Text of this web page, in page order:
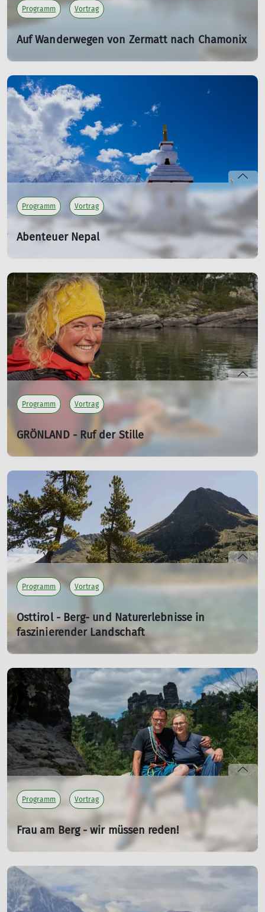
Programm Vortrag
Auf Wanderwegen von Zermatt nach Chamonix
Die „Kleine Haute Route für Wanderer“ führt über mehr
als 180 km alpine Wege durch eine grandiose Bergwelt
mit einsamen Tälern, die durch Eiszeiten, Bergstürze und
die Alpwirtschaft geprägt sind - überwiegend im
Schatten von Drei- und Viertausendern
mehr erfahren
Programm Vortrag
Abenteuer Nepal
Reisevortrag von Buchautor Jonas Heimbach
Der Fotograf und Buchautor erzählt in seinem
Reisevortrag von seiner fast dreimonatigen Reise mit
dem Rucksack durch Nepal im Frühjahr 2020.
mehr erfahren
Programm Vortrag
GRÖNLAND - Ruf der Stille
Vortrag von Jolanda Linschooten
Die niederländische Profi-Abenteurerin berichtet über
die Durchquerung der grönländischen Eiskappe auf
Skiern über eine Breite von 600 Kilometern.
mehr erfahren
Programm Vortrag
Osttirol - Berg- und Naturerlebnisse in
faszinierender Landschaft
Vortrag von Bernd Bräuer
Osttirol ist anders: authentischer, ursprünglich, echter,
reduzierter. Und zwar reduziert auf das Notwendige, auf
das Wesentliche. Auf das, was es wirklich braucht: Berge.
mehr erfahren
Programm Vortrag
Frau am Berg - wir müssen reden!
Vortrag von Peter Brunnert
Durfte Mann noch bis vor kurzem ungestraft von der
„Frau als Untergang des Alpinismus“ schwadronieren,
haben sich die Zeiten mittlerweile grundlegend